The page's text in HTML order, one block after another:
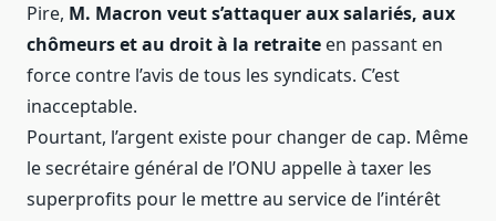
Pire, M. Macron veut s’attaquer aux salariés, aux
chômeurs et au droit à la retraite en passant en
force contre l’avis de tous les syndicats. C’est
inacceptable.
Pourtant, l’argent existe pour changer de cap. Même
le secrétaire général de l’ONU appelle à taxer les
superprofits pour le mettre au service de l’intérêt